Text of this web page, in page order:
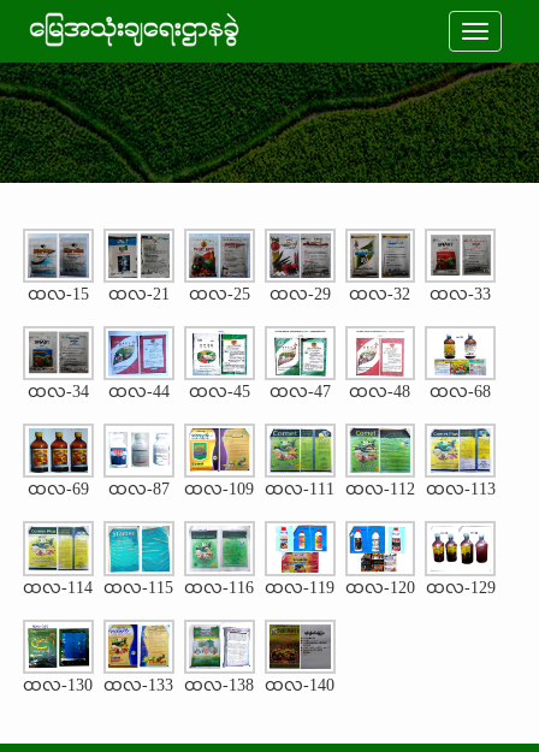
Toggle
ထလ-15 ထလ-21 ထလ-25 ထလ-29 ထလ-32 ထလ-33
ထလ-34 ထလ-44 ထလ-45 ထလ-47 ထလ-48 ထလ-68
ထလ-69 ထလ-87 ထလ-109 ထလ-111 ထလ-112 ထလ-113
ထလ-114 ထလ-115 ထလ-116 ထလ-119 ထလ-120 ထလ-129
ထလ-130 ထလ-133 ထလ-138 ထလ-140